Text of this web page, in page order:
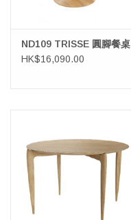
ND109 TRISSE 圓腳餐桌
HK$16,090.00